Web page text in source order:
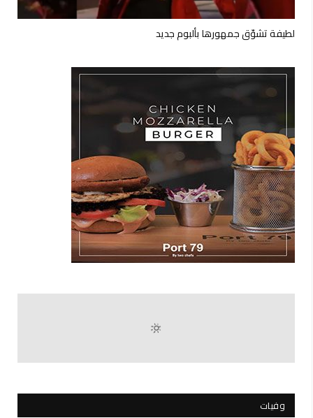
لطيفة تشوّق جمهورها بألبوم جديد
وفيات